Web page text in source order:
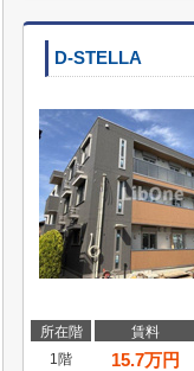
D-STELLA
所在階 賃料
1階
15.7万円